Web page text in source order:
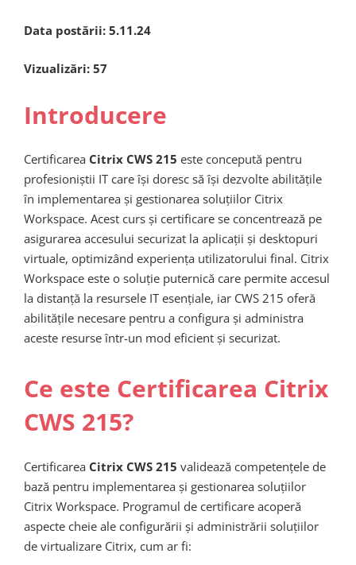
Data postării: 5.11.24
Vizualizări: 57
Introducere
Certificarea Citrix CWS 215 este concepută pentru
profesioniștii IT care își doresc să își dezvolte abilitățile
în implementarea și gestionarea soluțiilor Citrix
Workspace. Acest curs și certificare se concentrează pe
asigurarea accesului securizat la aplicații și desktopuri
virtuale, optimizând experiența utilizatorului final. Citrix
Workspace este o soluție puternică care permite accesul
la distanță la resursele IT esențiale, iar CWS 215 oferă
abilitățile necesare pentru a configura și administra
aceste resurse într-un mod eficient și securizat.
Ce este Certificarea Citrix
CWS 215?
Certificarea Citrix CWS 215 validează competențele de
bază pentru implementarea și gestionarea soluțiilor
Citrix Workspace. Programul de certificare acoperă
aspecte cheie ale configurării și administrării soluțiilor
de virtualizare Citrix, cum ar fi: